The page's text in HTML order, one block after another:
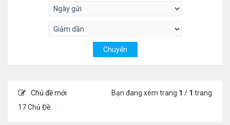
Chủ đề mới
17 Chủ Đề
Bạn đang xem trang 1 / 1 trang